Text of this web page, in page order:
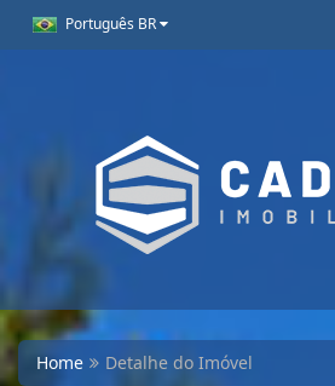
Português BR
Home Detalhe do Imóvel